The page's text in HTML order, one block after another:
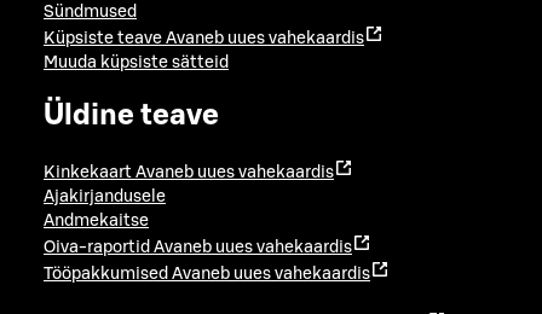
Sündmused
Küpsiste teave Avaneb uues vahekaardis
Muuda küpsiste sätteid
Üldine teave
Kinkekaart Avaneb uues vahekaardis
Ajakirjandusele
Andmekaitse
Oiva-raportid Avaneb uues vahekaardis
Tööpakkumised Avaneb uues vahekaardis